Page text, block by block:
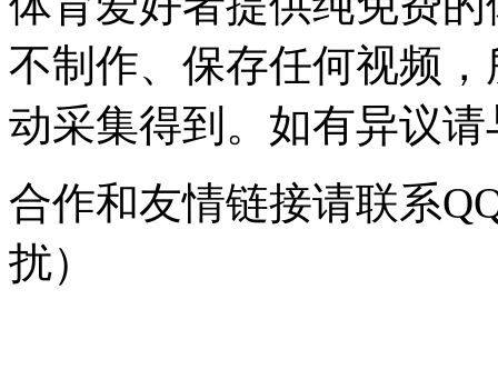
不制作、保存任何视频
动采集得到。如有异议
合作和友情链接请联系
扰）